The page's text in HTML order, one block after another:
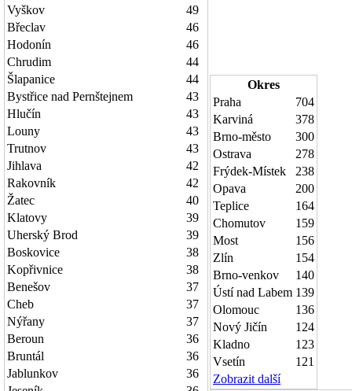
Vyškov
49
Břeclav
46
Hodonín
46
Chrudim
44
Šlapanice
44
Bystřice nad Pernštejnem
43
Hlučín
43
Louny
43
Trutnov
43
Jihlava
42
Rakovník
42
Žatec
40
Klatovy
39
Uherský Brod
39
Boskovice
38
Kopřivnice
38
Benešov
37
Cheb
37
Nýřany
37
Beroun
36
Bruntál
36
Jablunkov
36
Okres
Praha
704
Karviná
378
Brno-město
300
Ostrava
278
Frýdek-Místek
238
Opava
200
Teplice
164
Chomutov
159
Most
156
Zlín
154
Brno-venkov
140
Ústí nad Labem 139
Olomouc
136
Nový Jičín
124
Kladno
123
Vsetín
121
Zobrazit další